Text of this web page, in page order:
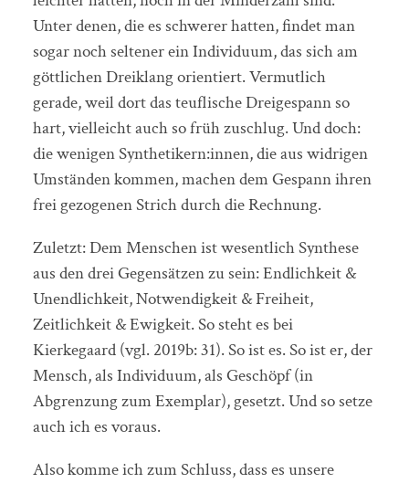
Unter denen, die es schwerer hatten, findet man
sogar noch seltener ein Individuum, das sich am
göttlichen Dreiklang orientiert. Vermutlich
gerade, weil dort das teuflische Dreigespann so
hart, vielleicht auch so früh zuschlug. Und doch:
die wenigen Synthetikern:innen, die aus widrigen
Umständen kommen, machen dem Gespann ihren
frei gezogenen Strich durch die Rechnung.
Zuletzt: Dem Menschen ist wesentlich Synthese
aus den drei Gegensätzen zu sein: Endlichkeit &
Unendlichkeit, Notwendigkeit & Freiheit,
Zeitlichkeit & Ewigkeit. So steht es bei
Kierkegaard (vgl. 2019b: 31). So ist es. So ist er, der
Mensch, als Individuum, als Geschöpf (in
Abgrenzung zum Exemplar), gesetzt. Und so setze
auch ich es voraus.
Also komme ich zum Schluss, dass es unsere